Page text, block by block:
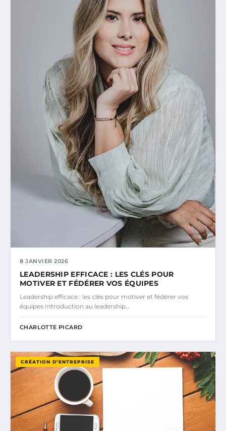
8 JANVIER 2026
LEADERSHIP EFFICACE : LES CLÉS POUR
MOTIVER ET FÉDÉRER VOS ÉQUIPES
Leadership efficace : les clés pour motiver et fédérer vos
équipes Introduction au leadership…
CHARLOTTE PICARD
CRÉATION D’ENTREPRISE